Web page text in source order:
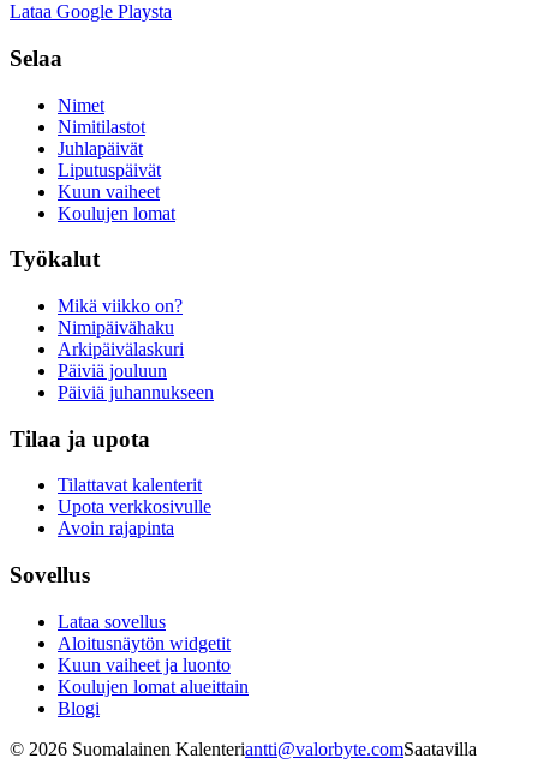
Lataa Google Playsta
Selaa
Nimet
Nimitilastot
Juhlapäivät
Liputuspäivät
Kuun vaiheet
Koulujen lomat
Työkalut
Mikä viikko on?
Nimipäivähaku
Arkipäivälaskuri
Päiviä jouluun
Päiviä juhannukseen
Tilaa ja upota
Tilattavat kalenterit
Upota verkkosivulle
Avoin rajapinta
Sovellus
Lataa sovellus
Aloitusnäytön widgetit
Kuun vaiheet ja luonto
Koulujen lomat alueittain
Blogi
© 2026 Suomalainen Kalenteriantti@valorbyte.comSaatavilla